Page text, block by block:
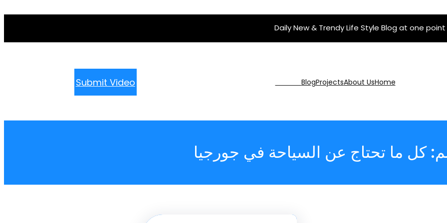
Daily New & Trendy Life Style Blog at one point
Home
About Us
Projects
Blog
Submit Video
كل ما تحتاج عن السياحة في جورجيا